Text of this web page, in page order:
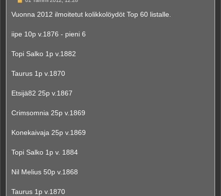
e
s
Vuonna 2012 ilmoitetut kolikkolöydöt Top 60 listalle.
iipe 10p v.1876 - pieni 6
Topi Salko 1p v.1882
Taurus 1p v.1870
Etsijä82 25p v.1867
Crimsomnia 25p v.1869
Konekaivaja 25p v.1869
Topi Salko 1p v. 1884
Nil Melius 50p v.1868
Taurus 1p v.1870